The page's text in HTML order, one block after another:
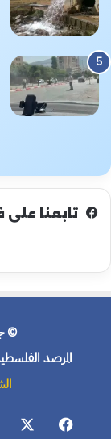
تابعنا
©
المرصد
فيسبوك